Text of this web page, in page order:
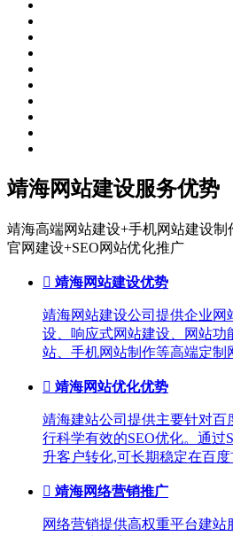
靖海网站建设服务优势
靖海高端网站建设+手机网站建设
官网建设+SEO网站优化推广
 靖海网站建设优势
靖海网站建设公司提供企业网
设、响应式网站建设、网站功
站、手机网站制作等高端定制
 靖海网站优化优势
靖海建站公司提供主要针对百
行科学有效的SEO优化。通过
升客户转化,可长期稳定在百
 靖海网络营销推广
网络营销提供高权重平台建